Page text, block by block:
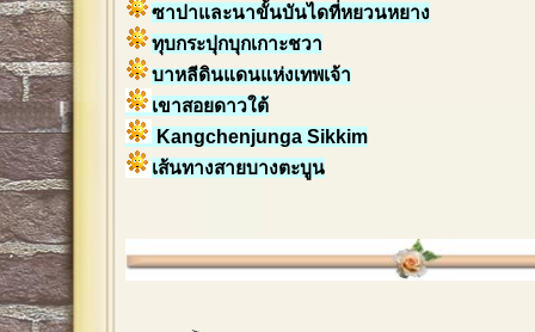
ซาปาและนาขั้นบันไดที่หยวนหยาง
ทุบกระปุกบุกเกาะชวา
บาหลีดินแดนแห่งเทพเจ้า
เขาสอยดาวใต้
Kangchenjunga Sikkim
เส้นทางสายบางตะบูน